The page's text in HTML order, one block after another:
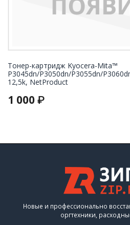
Тонер-картридж Kyocera-Mita™
P3045dn/P3050dn/P3055dn/
12,5k, NetProduct
1 000 ₽
Новые и профессионально
оргтехники,